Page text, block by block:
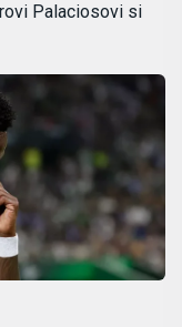
Palaciosovi si